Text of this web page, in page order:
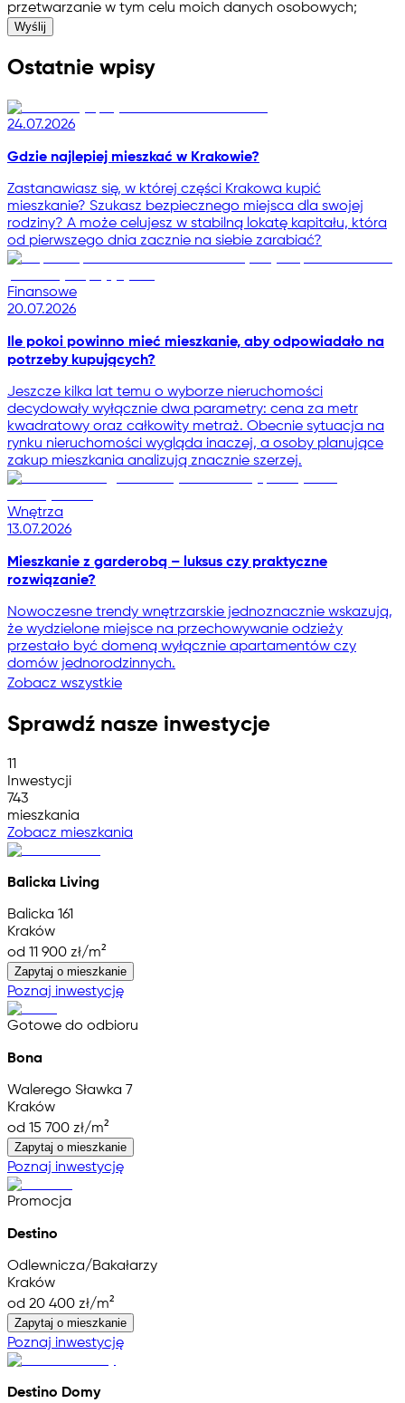
przetwarzanie w tym celu moich danych osobowych;
Wyślij
Ostatnie wpisy
24.07.2026
Gdzie najlepiej mieszkać w Krakowie?
Zastanawiasz się, w której części Krakowa kupić
mieszkanie? Szukasz bezpiecznego miejsca dla swojej
rodziny? A może celujesz w stabilną lokatę kapitału, która
od pierwszego dnia zacznie na siebie zarabiać?
Finansowe
20.07.2026
Ile pokoi powinno mieć mieszkanie, aby odpowiadało na
potrzeby kupujących?
Jeszcze kilka lat temu o wyborze nieruchomości
decydowały wyłącznie dwa parametry: cena za metr
kwadratowy oraz całkowity metraż. Obecnie sytuacja na
rynku nieruchomości wygląda inaczej, a osoby planujące
zakup mieszkania analizują znacznie szerzej.
Wnętrza
13.07.2026
Mieszkanie z garderobą – luksus czy praktyczne
rozwiązanie?
Nowoczesne trendy wnętrzarskie jednoznacznie wskazują,
że wydzielone miejsce na przechowywanie odzieży
przestało być domeną wyłącznie apartamentów czy
domów jednorodzinnych.
Zobacz wszystkie
Sprawdź nasze inwestycje
11
Inwestycji
743
mieszkania
Zobacz mieszkania
Balicka Living
Balicka 161
Kraków
od 11 900 zł/m²
Zapytaj o mieszkanie
Poznaj inwestycję
Gotowe do odbioru
Bona
Walerego Sławka 7
Kraków
od 15 700 zł/m²
Zapytaj o mieszkanie
Poznaj inwestycję
Promocja
Destino
Odlewnicza/Bakałarzy
Kraków
od 20 400 zł/m²
Zapytaj o mieszkanie
Poznaj inwestycję
Destino Domy